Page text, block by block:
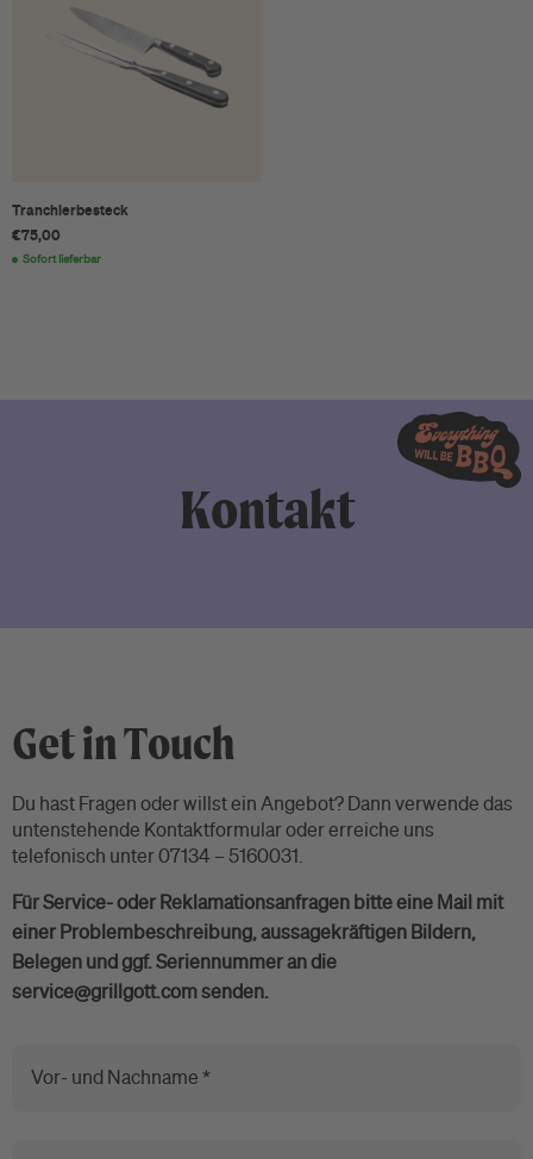
Tranchierbesteck
€75,00
Sofort lieferbar
Kontakt
Get in Touch
Du hast Fragen oder willst ein Angebot? Dann verwende das
untenstehende Kontaktformular oder erreiche uns
telefonisch unter 07134 – 5160031.
Für Service- oder Reklamationsanfragen bitte eine Mail mit
einer Problembeschreibung, aussagekräftigen Bildern,
Belegen und ggf. Seriennummer an die
service@grillgott.com senden.
Vor- und Nachname *